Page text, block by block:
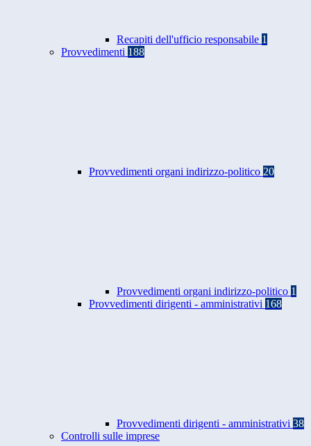
Recapiti dell'ufficio responsabile 1
Provvedimenti 188
Provvedimenti organi indirizzo-politico 20
Provvedimenti organi indirizzo-politico 1
Provvedimenti dirigenti - amministrativi 168
Provvedimenti dirigenti - amministrativi 38
Controlli sulle imprese